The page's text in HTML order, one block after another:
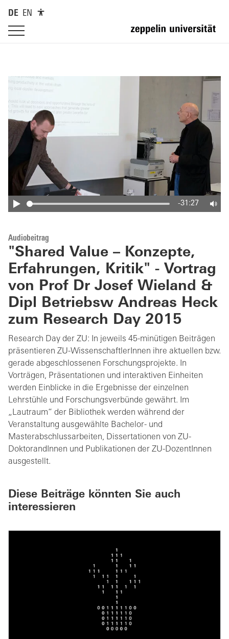
DE EN
-31:27
Audiobeitrag
"Shared Value – Konzepte,
Erfahrungen, Kritik" - Vortrag
von Prof Dr Josef Wieland &
Dipl Betriebsw Andreas Heck
zum Research Day 2015
Research Day der ZU: In jeweils 45-minütigen Beiträgen
präsentieren ZU-WissenschaftlerInnen ihre aktuellen bzw.
gerade abgeschlossenen Forschungsprojekte. In
Vorträgen, Präsentationen und interaktiven Einheiten
werden Einblicke in die Ergebnisse der einzelnen
Lehrstühle und Forschungsverbünde gewährt. Im
„Lautraum“ der Bibliothek werden während der
Veranstaltung ausgewählte Bachelor- und
Masterabschlussarbeiten, Dissertationen von ZU-
DoktorandInnen und Publikationen der ZU-DozentInnen
ausgestellt.
Diese Beiträge könnten Sie auch
interessieren